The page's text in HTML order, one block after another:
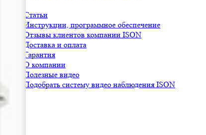
Статьи
Инструкции, программное обеспечение
Отзывы клиентов компании ISON
Доставка и оплата
Гарантия
О компании
Полезные видео
Подобрать систему видео наблюдения ISON